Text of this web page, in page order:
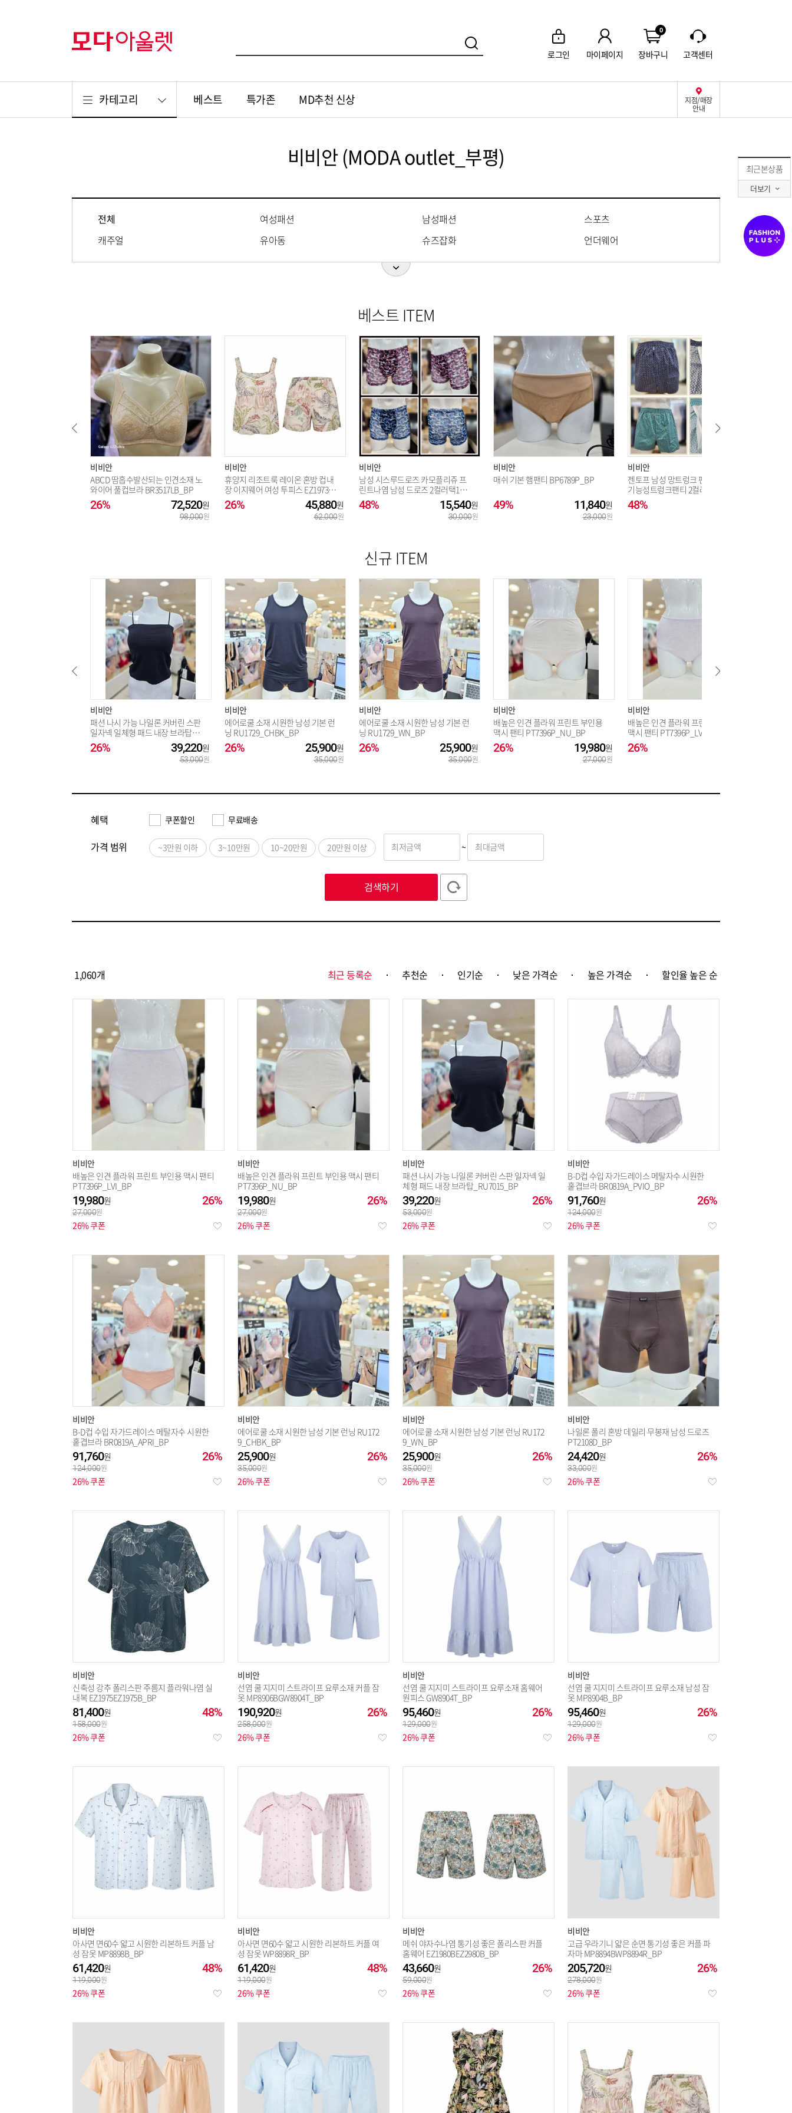
로그인 마이페이지
0
장바구니 고객센터
카테고리 지점/매장
안내
베스트 특가존 MD추천 신상
최근본상품
더보기
비비안 (MODA outlet_부평)
전체 여성패션 남성패션
스포츠
캐주얼
유아동 슈즈잡화
언더웨어
리빙
베스트 ITEM
비비안
ABCD 땀흡수발산되는 인견소재 노
와이어 풀컵브라 BR3517LB_BP
26% 72,520
98,000
비비안
휴양지 리조트룩 레이온 혼방 컵내
장 이지웨어 여성 투피스 EZ1973TE
Z1973B_BP
26% 45,880
62,000
비비안
남성 시스루드로즈 카모플리쥬 프
린트나염 남성 드로즈 2컬러택1PT
12006D_BP
48% 15,540
30,000
비비안
매쉬 기본 햄팬티 BP6789P_BP
49% 11,840
23,000
비비안
젠토프 남성 망트렁크 팬티 실켓면
기능성트렁크팬티 2컬러택1TP899
2F_BP
48%
신규 ITEM
비비안
패션 나시 가능 나일론 커버린 스판
일자넥 일체형 패드 내장 브라탑_R
U7015_BP
26% 39,220
53,000
비비안
에어로쿨 소재 시원한 남성 기본 런
닝 RU1729_CHBK_BP
26% 25,900
35,000
비비안
에어로쿨 소재 시원한 남성 기본 런
닝 RU1729_WN_BP
26% 25,900
35,000
비비안
배높은 인견 플라워 프린트 부인용
맥시 팬티 PT7396P_NU_BP
26% 19,980
27,000
비비안
배높은 인견 플라워 프린트 부인용
맥시 팬티 PT7396P_LVI_BP
26%
혜택 쿠폰할인 무료배송
가격 범위 ~3만원 이하 3~10만원 10~20만원 20만원 이상 최저금액 ~ 최대금액
검색하기
1,060개 최근 등록순 추천순 인기순 낮은 가격순 높은 가격순 할인율 높은 순
비비안
배높은 인견 플라워 프린트 부인용 맥시 팬티
PT7396P_LVI_BP
26%
19,980
27,000
26% 쿠폰
비비안
배높은 인견 플라워 프린트 부인용 맥시 팬티
PT7396P_NU_BP
26%
19,980
27,000
26% 쿠폰
비비안
패션 나시 가능 나일론 커버린 스판 일자넥 일
체형 패드 내장 브라탑_RU7015_BP
26%
39,220
53,000
26% 쿠폰
비비안
B-D컵 수입 자가드레이스 메탈자수 시원한
홑겹브라 BR0819A_PVIO_BP
26%
91,760
124,000
26% 쿠폰
비비안
B-D컵 수입 자가드레이스 메탈자수 시원한
홑겹브라 BR0819A_APRI_BP
26%
91,760
124,000
26% 쿠폰
비비안
에어로쿨 소재 시원한 남성 기본 런닝 RU172
9_CHBK_BP
26%
25,900
35,000
26% 쿠폰
비비안
에어로쿨 소재 시원한 남성 기본 런닝 RU172
9_WN_BP
26%
25,900
35,000
26% 쿠폰
비비안
나일론 폴리 혼방 데일리 무봉재 남성 드로즈
PT2108D_BP
26%
24,420
33,000
26% 쿠폰
비비안
신축성 강추 폴리스판 주름지 플라워나염 실
내복 EZ1975EZ1975B_BP
48%
81,400
158,000
26% 쿠폰
비비안
선염 쿨 지지미 스트라이프 요루소재 커플 잠
옷 MP8906BGW8904T_BP
26%
190,920
258,000
26% 쿠폰
비비안
선염 쿨 지지미 스트라이프 요루소재 홈웨어
원피스 GW8904T_BP
26%
95,460
129,000
26% 쿠폰
비비안
선염 쿨 지지미 스트라이프 요루소재 남성 잠
옷 MP8904B_BP
26%
95,460
129,000
26% 쿠폰
비비안
아사면 면60수 얇고 시원한 리본하트 커플 남
성 잠옷 MP8898B_BP
48%
61,420
119,000
26% 쿠폰
비비안
아사면 면60수 얇고 시원한 리본하트 커플 여
성 잠옷 WP8898R_BP
48%
61,420
119,000
26% 쿠폰
비비안
메쉬 야자수나염 통기성 좋은 폴리스판 커플
홈웨어 EZ1980BEZ2980B_BP
26%
43,660
59,000
26% 쿠폰
비비안
고급 우라기니 얇은 순면 통기성 좋은 커플 파
자마 MP8894BWP8894R_BP
26%
205,720
278,000
26% 쿠폰